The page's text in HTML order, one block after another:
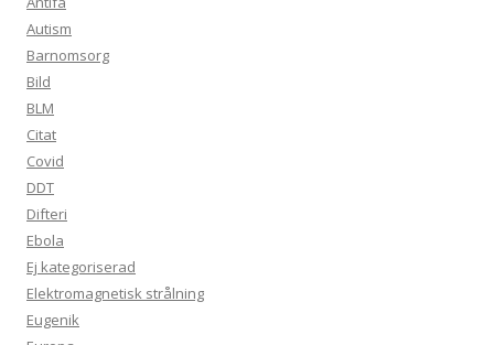
Autism
Barnomsorg
Bild
BLM
Citat
Covid
DDT
Difteri
Ebola
Ej kategoriserad
Elektromagnetisk strålning
Eugenik